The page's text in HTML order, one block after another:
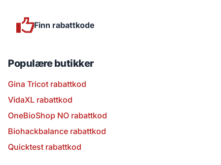
Finn rabattkode
Populære butikker
Gina Tricot rabattkod
VidaXL rabattkod
OneBioShop NO rabattkod
Biohackbalance rabattkod
Quicktest rabattkod